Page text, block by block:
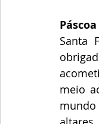
Páscoa
Santa
meio